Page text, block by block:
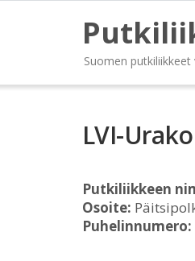
Suomen putkiliikkeet
LVI-
Putkiliikkeen
Osoite:
Puhelinnumero: